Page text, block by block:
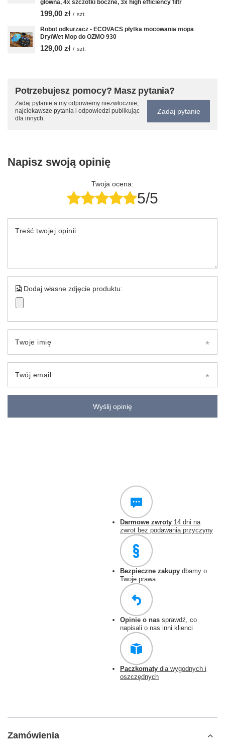
główna, 4x szczotki boczne, 3x high efficiency filtr
199,00 zł / szt.
Robot odkurzacz - ECOVACS płytka mocowania mopa
Dry/Wet Mop do OZMO 930
129,00 zł / szt.
Potrzebujesz pomocy? Masz pytania?
Zadaj pytanie a my odpowiemy niezwłocznie,
najciekawsze pytania i odpowiedzi publikując
dla innych.
Zadaj pytanie
Napisz swoją opinię
Twoja ocena:
5/5
Treść twojej opinii
Dodaj własne zdjęcie produktu:
Twoje imię
Twój email
Wyślij opinię
Darmowe zwroty 14 dni na
zwrot bez podawania przyczyny
Bezpieczne zakupy dbamy o
Twoje prawa
Opinie o nas sprawdź, co
napisali o nas inni klienci
Paczkomaty dla wygodnych i
oszczędnych
Zamówienia